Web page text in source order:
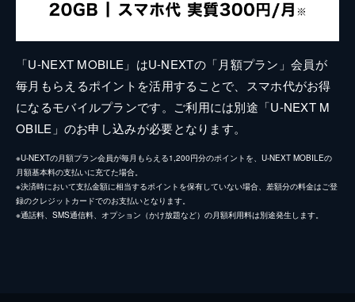
「U-NEXT MOBILE」はU-NEXTの「月額プラン」会員が
毎月もらえるポイントを活用することで、スマホ代がお得
になるモバイルプランです。ご利用には別途「U-NEXT M
OBILE」のお申し込みが必要となります。
※U-NEXTの月額プラン会員が毎月もらえる1,200円分のポイントを、U-NEXT MOBILEの
月額基本料の支払いに充てた場合。
※決済時において支払金額に相当するポイントを保有していない場合、差額分の料金はご登
録のクレジットカードでのお支払いとなります。
※通話料、SMS通信料、オプション（かけ放題など）の月額利用料は別途発生します。